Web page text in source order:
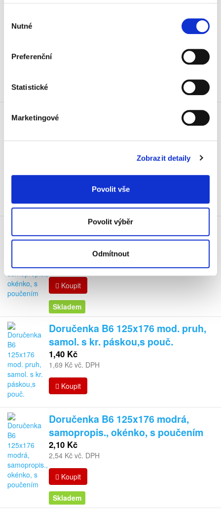
souhlasu
Nutné
Preferenční
Statistické
Marketingové
Zobrazit detaily
Povolit vše
Povolit výběr
Odmítnout
Dodejka C5
162x229 samopropisovací, červený
pruh, 1.000 ks
Skladem
Doručenka B6 125x176 bílá,
samopropis., okénko, s poučením
Koupit
Skladem
Doručenka B6 125x176 mod. pruh,
samol. s kr. páskou,s pouč.
1,40 Kč
1,69 Kč vč. DPH
Koupit
Doručenka B6 125x176 modrá,
samopropis., okénko, s poučením
2,10 Kč
2,54 Kč vč. DPH
Koupit
Skladem